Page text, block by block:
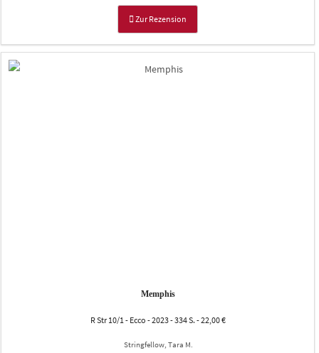
Zur Rezension
Memphis
R Str 10/1 - Ecco - 2023 - 334 S. - 22,00 €
Stringfellow, Tara M.